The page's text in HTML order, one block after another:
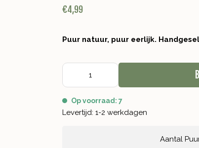
€4,99
Puur natuur, puur eerlijk.
Op voorraad: 7
Levertijd: 1-2 werkdagen
Aantal